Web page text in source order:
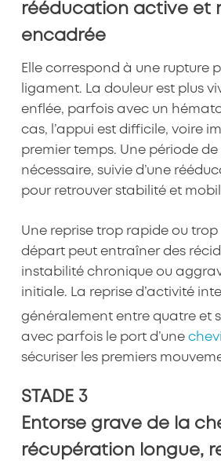
rééducation active et
encadrée
Elle correspond à une rupture
ligament. La douleur est plus
enflée, parfois avec un
cas, l’appui est difficile, voire
premier temps. Une période de
nécessaire, suivie d’une
pour retrouver stabilité et
Une reprise trop rapide ou trop
départ peut entraîner des
instabilité chronique ou
initiale. La reprise d’activité
généralement entre quatre et
avec parfois le port d’une
sécuriser les premiers
STADE 3
Entorse grave de la
récupération longue,